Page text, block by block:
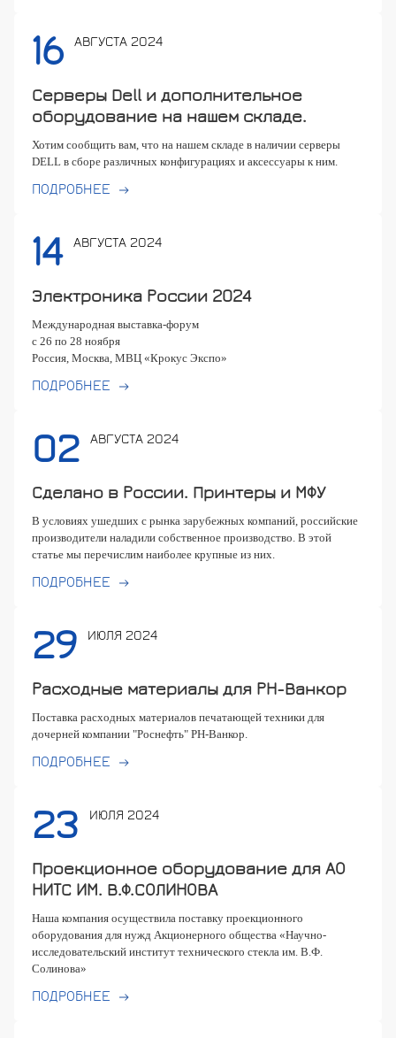
16 АВГУСТА 2024
Серверы Dell и дополнительное
оборудование на нашем складе.
Хотим сообщить вам, что на нашем складе в наличии серверы
DELL в сборе различных конфигурациях и аксессуары к ним.
ПОДРОБНЕЕ
14 АВГУСТА 2024
Электроника России 2024
Международная выставка-форум
с 26 по 28 ноября
Россия, Москва, МВЦ «Крокус Экспо»
ПОДРОБНЕЕ
02 АВГУСТА 2024
Сделано в России. Принтеры и МФУ
В условиях ушедших с рынка зарубежных компаний, российские
производители наладили собственное производство. В этой
статье мы перечислим наиболее крупные из них.
ПОДРОБНЕЕ
29 ИЮЛЯ 2024
Расходные материалы для РН-Ванкор
Поставка расходных материалов печатающей техники для
дочерней компании "Роснефть" РН-Ванкор.
ПОДРОБНЕЕ
23 ИЮЛЯ 2024
Проекционное оборудование для АО
НИТС ИМ. В.Ф.СОЛИНОВА
Наша компания осуществила поставку проекционного
оборудования для нужд Акционерного общества «Научно-
исследовательский институт технического стекла им. В.Ф.
Солинова»
ПОДРОБНЕЕ